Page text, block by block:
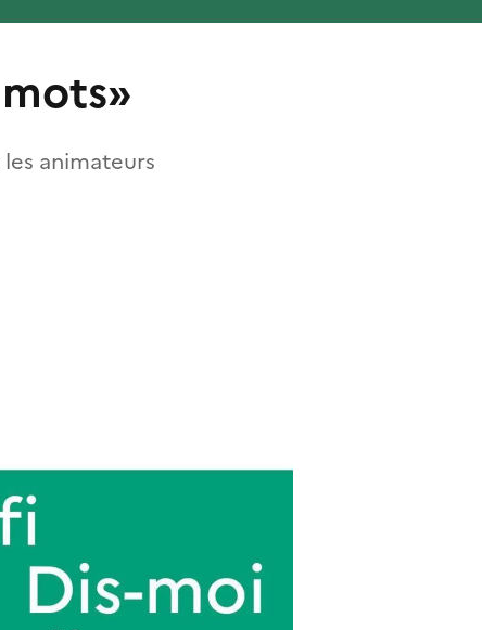
animateurs